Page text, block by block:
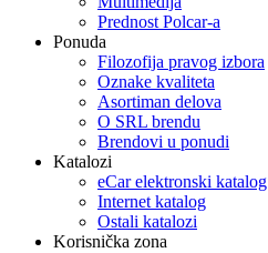
Prednost Polcar-a
Ponuda
Filozofija pravog izbora
Oznake kvaliteta
Asortiman delova
O SRL brendu
Brendovi u ponudi
Katalozi
eCar elektronski katalog
Internet katalog
Ostali katalozi
Korisnička zona